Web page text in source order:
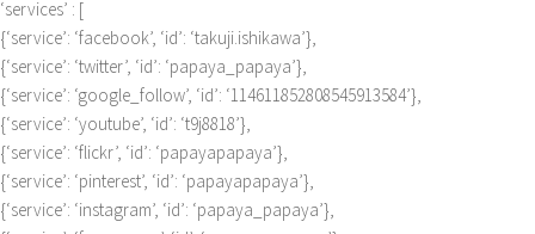
‘services’ : [
{‘service’: ‘facebook’, ‘id’: ‘takuji.ishikawa’},
{‘service’: ‘twitter’, ‘id’: ‘papaya_papaya’},
{‘service’: ‘google_follow’, ‘id’: ‘114611852808545913584’},
{‘service’: ‘youtube’, ‘id’: ‘t9j8818’},
{‘service’: ‘flickr’, ‘id’: ‘papayapapaya’},
{‘service’: ‘pinterest’, ‘id’: ‘papayapapaya’},
{‘service’: ‘instagram’, ‘id’: ‘papaya_papaya’},